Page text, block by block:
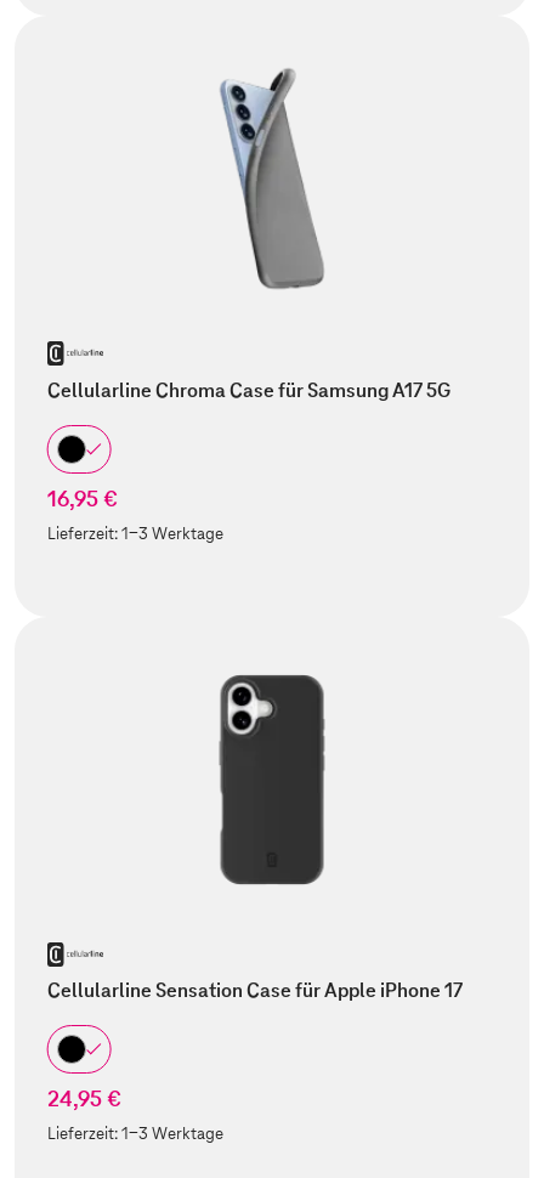
Cellularline Chroma Case für Samsung A17 5G
16,95 €
Lieferzeit:1-3 Werktage
Cellularline Sensation Case für Apple iPhone 17
24,95 €
Lieferzeit:1-3 Werktage